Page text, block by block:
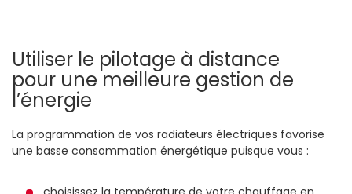
Utiliser le pilotage à distance
pour une meilleure gestion de
l’énergie
La programmation de vos radiateurs électriques favorise
une basse consommation énergétique puisque vous :